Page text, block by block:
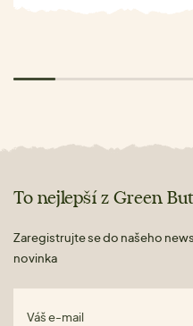
To nejlepší z Green
Zaregistrujte se do našeho
novinka
Váš e-mail